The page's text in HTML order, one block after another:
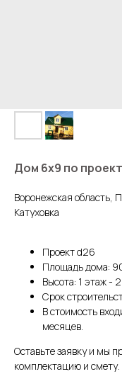
Дом 6х9 по
Воронежская область,
Катуховка
Проект d26
Площадь дома:
Высота: 1 этаж -
Срок
В стоимость
месяцев.
Оставьте заявку и мы
комплектацию и